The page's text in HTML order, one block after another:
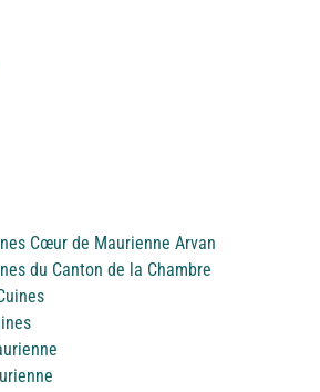
Cœur de Maurienne Arvan
du Canton de la Chambre